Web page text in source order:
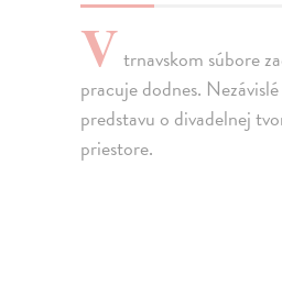
Vtrnavskom súbore
pracuje dodnes.
predstavu o divadelnej
priestore.